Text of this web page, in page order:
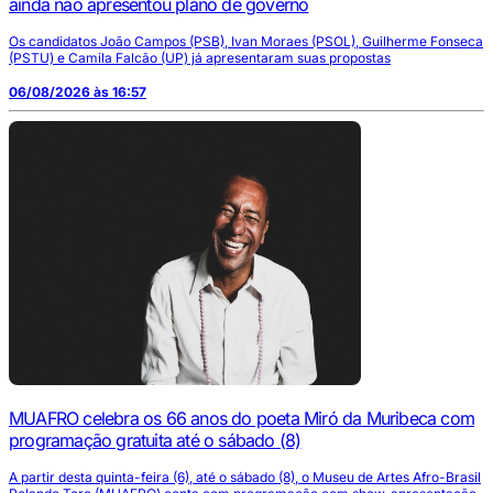
ainda não apresentou plano de governo
Os candidatos João Campos (PSB), Ivan Moraes (PSOL), Guilherme Fonseca
(PSTU) e Camila Falcão (UP) já apresentaram suas propostas
06/08/2026 às 16:57
MUAFRO celebra os 66 anos do poeta Miró da Muribeca com
programação gratuita até o sábado (8)
A partir desta quinta-feira (6), até o sábado (8), o Museu de Artes Afro-Brasil